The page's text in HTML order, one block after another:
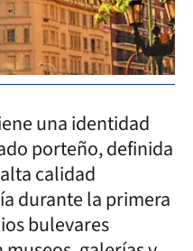
una identidad
porteño, definida
calidad
durante la primera
bulevares